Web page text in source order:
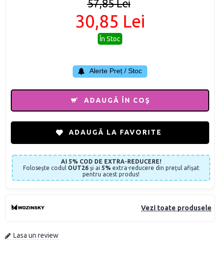
Vezi toate produsele
Lasa un review
57,85 Lei
30,85 Lei
În Stoc
Alerte Preț / Stoc
ADAUGĂ ÎN COŞ
ADAUGĂ LA FAVORITE
AI 5% COD DE EXTRA-REDUCERE!
Folosește codul OUT26și ai 5% extra-reducere din prețul afișat
pentru acest produs!